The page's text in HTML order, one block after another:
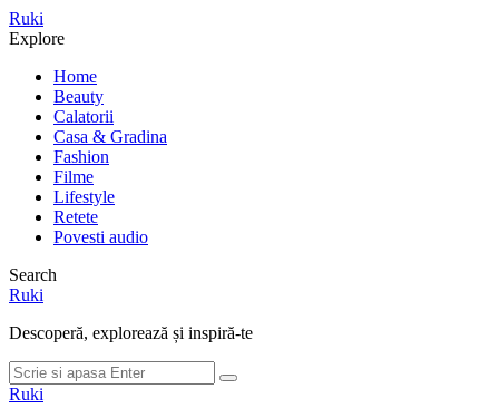
Meniu
Ruki
Cauta
Explore
Home
Beauty
Calatorii
Casa & Gradina
Fashion
Filme
Lifestyle
Retete
Povesti audio
Search
Ruki
Descoperă, explorează și inspiră-te
Cauta
dupa:
Cauta
Ruki